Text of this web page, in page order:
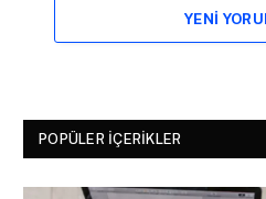
YENI
POPÜLER İÇERIKLER